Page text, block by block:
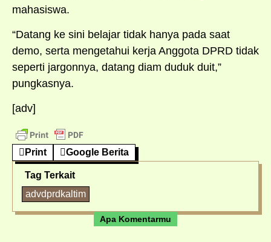
mahasiswa.
“Datang ke sini belajar tidak hanya pada saat
demo, serta mengetahui kerja Anggota DPRD tidak
seperti jargonnya, datang diam duduk duit,”
pungkasnya.
[adv]
Print Google Berita
Tag Terkait
advdprdkaltim
Apa Komentarmu